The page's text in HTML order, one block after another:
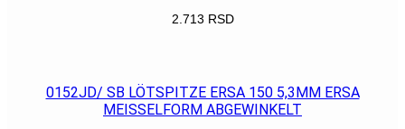
2.713 RSD
0152JD/ SB LÖTSPITZE ERSA 150 5,3MM ERSA
MEISSELFORM ABGEWINKELT